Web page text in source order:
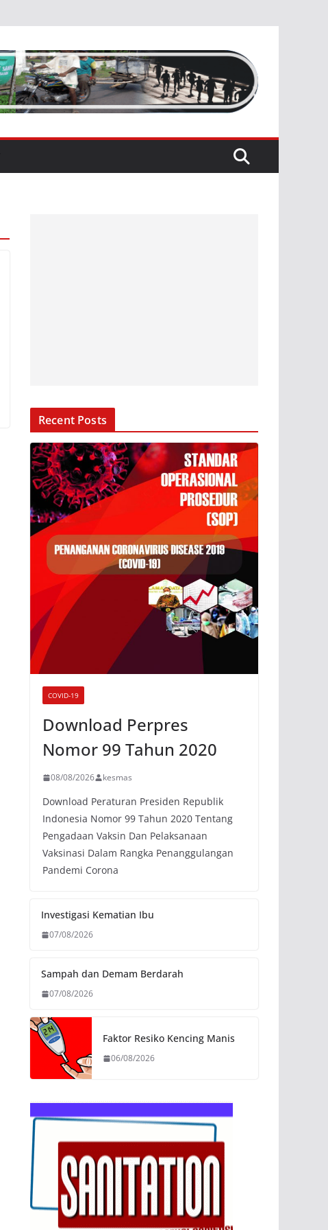
Recent Posts
COVID-19
Download Perpres
Nomor 99 Tahun 2020
08/08/2026 kesmas
Download Peraturan Presiden Republik
Indonesia Nomor 99 Tahun 2020 Tentang
Pengadaan Vaksin Dan Pelaksanaan
Vaksinasi Dalam Rangka Penanggulangan
Pandemi Corona
Investigasi Kematian Ibu
07/08/2026
Sampah dan Demam Berdarah
07/08/2026
Faktor Resiko Kencing Manis
06/08/2026